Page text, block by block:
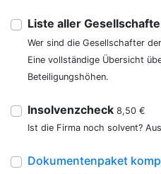
Liste aller
Wer sind die Gesellschafter
Eine vollständige Übersicht
Beteiligungshöhen.
Insolvenzcheck 8,50 €
Ist die Firma noch solvent?
Dokumentenpaket